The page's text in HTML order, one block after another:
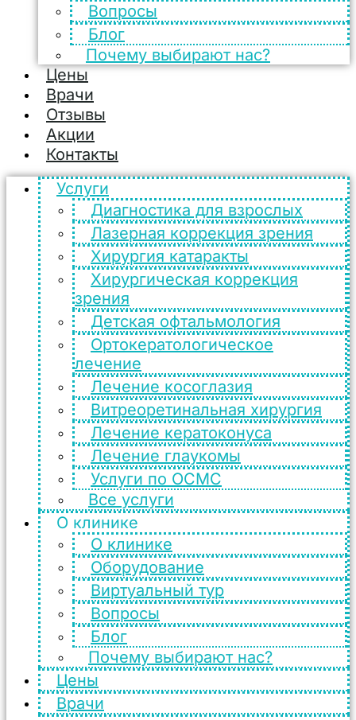
Вопросы
Блог
Почему выбирают нас?
Цены
Врачи
Отзывы
Акции
Контакты
Услуги
Диагностика для взрослых
Лазерная коррекция зрения
Хирургия катаракты
Хирургическая коррекция
зрения
Детская офтальмология
Ортокератологическое
лечение
Лечение косоглазия
Витреоретинальная хирургия
Лечение кератоконуса
Лечение глаукомы
Услуги по ОСМС
Все услуги
О клинике
О клинике
Оборудование
Виртуальный тур
Вопросы
Блог
Почему выбирают нас?
Цены
Врачи